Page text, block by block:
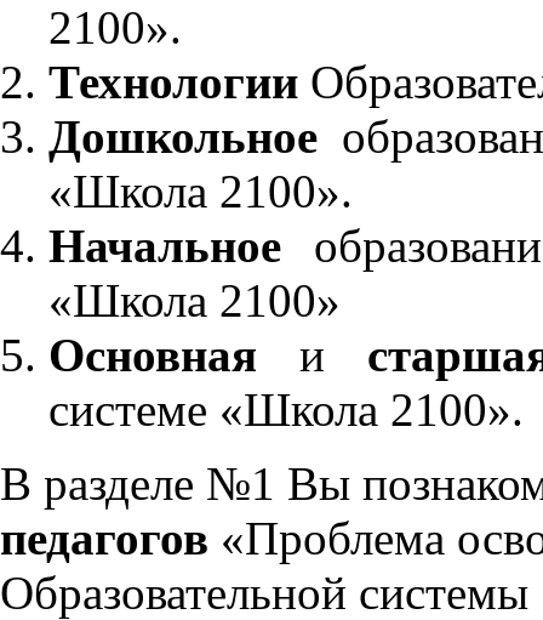
2100».
Технологии
Дошкольное
«Школа 2100».
Начальное
«Школа 2100»
Основнаяи
системе «Школа 2100».
В разделе №1 Вы
педагогов «Проблема
Образовательной